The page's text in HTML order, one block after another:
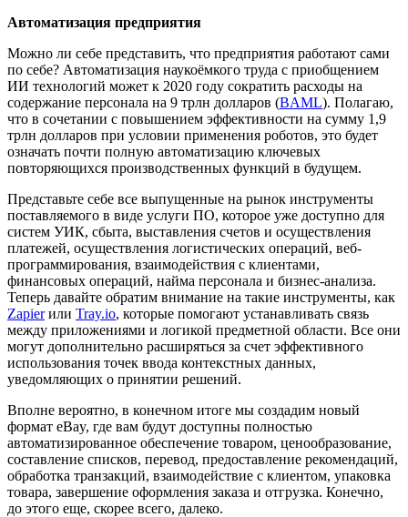
Автоматизация предприятия
Можно ли себе представить, что предприятия работают сами
по себе? Автоматизация наукоёмкого труда с приобщением
ИИ технологий может к 2020 году сократить расходы на
содержание персонала на 9 трлн долларов (BAML). Полагаю,
что в сочетании с повышением эффективности на сумму 1,9
трлн долларов при условии применения роботов, это будет
означать почти полную автоматизацию ключевых
повторяющихся производственных функций в будущем.
Представьте себе все выпущенные на рынок инструменты
поставляемого в виде услуги ПО, которое уже доступно для
систем УИК, сбыта, выставления счетов и осуществления
платежей, осуществления логистических операций, веб-
программирования, взаимодействия с клиентами,
финансовых операций, найма персонала и бизнес-анализа.
Теперь давайте обратим внимание на такие инструменты, как
Zapierили Tray.io, которые помогают устанавливать связь
между приложениями и логикой предметной области. Все они
могут дополнительно расширяться за счет эффективного
использования точек ввода контекстных данных,
уведомляющих о принятии решений.
Вполне вероятно, в конечном итоге мы создадим новый
формат eBay, где вам будут доступны полностью
автоматизированное обеспечение товаром, ценообразование,
составление списков, перевод, предоставление рекомендаций,
обработка транзакций, взаимодействие с клиентом, упаковка
товара, завершение оформления заказа и отгрузка. Конечно,
до этого еще, скорее всего, далеко.